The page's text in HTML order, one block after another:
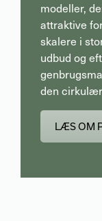
modeller,
attraktive
skalere i
udbud og
den
LÆS OM